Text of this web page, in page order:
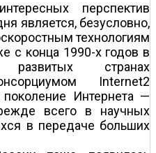
перспектив
является, безусловно,
технологиям
с конца 1990-х годов в
странах
Internet2
поколение Интернета —
всего в научных
в передаче больших